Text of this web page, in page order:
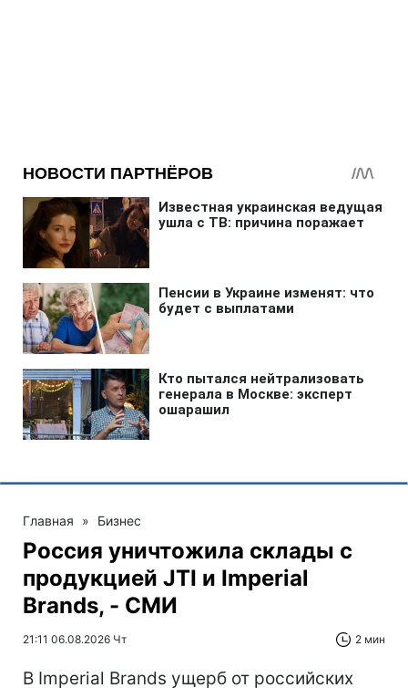
Главная » Бизнес
Россия уничтожила склады с
продукцией JTI и Imperial
Brands, - СМИ
21:11 06.08.2026 Чт 2 мин
В Imperial Brands ущерб от российских